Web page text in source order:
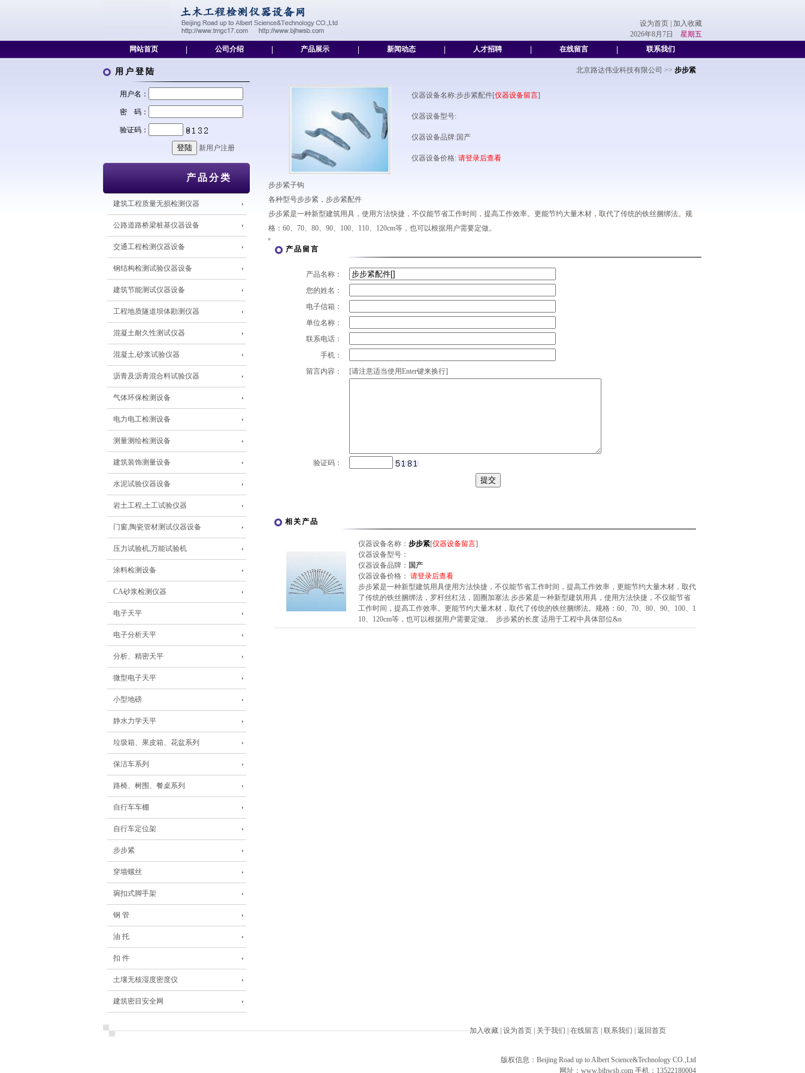
设为首页
加入收藏
2026年8月7日 星期五
网站首页
公司介绍 产品展示 新闻动态 人才招聘 在线留言 联系我们
用户登陆
用户名：
密 码：
验证码：
新用户注册
产品分类
建筑工程质量无损检测仪器
公路道路桥梁桩基仪器设备
交通工程检测仪器设备
钢结构检测试验仪器设备
建筑节能测试仪器设备
工程地质隧道坝体勘测仪器
混凝土耐久性测试仪器
混凝土,砂浆试验仪器
沥青及沥青混合料试验仪器
气体环保检测设备
电力电工检测设备
测量测绘检测设备
建筑装饰测量设备
水泥试验仪器设备
岩土工程,土工试验仪器
门窗,陶瓷管材测试仪器设备
压力试验机,万能试验机
涂料检测设备
CA砂浆检测仪器
电子天平
电子分析天平
分析、精密天平
微型电子天平
小型地磅
静水力学天平
垃圾箱、果皮箱、花盆系列
保洁车系列
路椅、树围、餐桌系列
自行车车棚
自行车定位架
步步紧
穿墙螺丝
琬扣式脚手架
钢 管
油 托
扣 件
土壤无核湿度密度仪
建筑密目安全网
北京路达伟业科技有限公司 >> 步步紧
仪器设备名称:步步紧配件[仪器设备留言]
仪器设备型号:
仪器设备品牌:国产
仪器设备价格: 请登录后查看
步步紧子钩
各种型号步步紧，步步紧配件
步步紧是一种新型建筑用具，使用方法快捷，不仅能节省工作时间，提高工作效率。更能节约大量木材，取代了传统的铁丝捆绑法。规
格：60、70、80、90、100、110、120cm等，也可以根据用户需要定做。
产品留言
产品名称：
您的姓名：
电子信箱：
单位名称：
联系电话：
手机：
留言内容：
[请注意适当使用Enter键来换行]
验证码：
相关产品
仪器设备名称： 步步紧[仪器设备留言]
仪器设备型号：
仪器设备品牌： 国产
仪器设备价格： 请登录后查看
步步紧是一种新型建筑用具使用方法快捷，不仅能节省工作时间，提高工作效率，更能节约大量木材，取代
了传统的铁丝捆绑法，罗杆丝杠法，固圈加塞法.步步紧是一种新型建筑用具，使用方法快捷，不仅能节省
工作时间，提高工作效率。更能节约大量木材，取代了传统的铁丝捆绑法。规格：60、70、80、90、100、1
10、120cm等，也可以根据用户需要定做。 步步紧的长度 适用于工程中具体部位&n
加入收藏 设为首页 关于我们 在线留言 联系我们 返回首页
版权信息：Beijing Road up to Albert Science&Technology CO.,Ltd
网址： www.bjhwsb.com 手机：13522180004